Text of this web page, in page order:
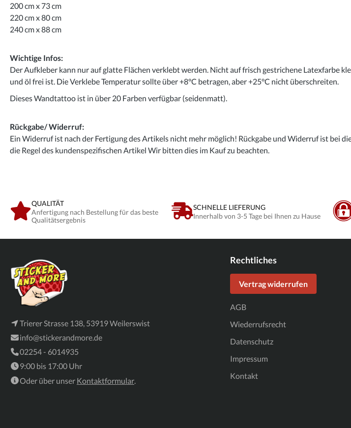
200 cm x 73 cm
220 cm x 80 cm
240 cm x 88 cm
Wichtige Infos:
Der Aufkleber kann nur auf glatte Flächen verklebt werden. Nicht auf frisch gestrichene Latexfarbe
und öl frei ist. Die Verklebe Temperatur sollte über +8°C betragen, aber +25°C nicht überschreiten.
Dieses Wandtattoo ist in über 20 Farben verfügbar (seidenmatt).
Rückgabe/ Widerruf:
Ein Widerruf ist nach der Fertigung des Artikels nicht mehr möglich! Rückgabe und Widerruf ist bei
die Regel des kundenspezifischen Artikel Wir bitten dies im Kauf zu beachten.
QUALITÄT
Anfertigung nach Bestellung für das beste
Qualitätsergebnis
SCHNELLE LIEFERUNG
Innerhalb von 3-5 Tage bei Ihnen zu Hause
Trierer Strasse 138, 53919 Weilerswist
info@stickerandmore.de
02254 - 6014935
9:00 bis 17:00 Uhr
Oder über unser Kontaktformular.
Rechtliches
Vertrag widerrufen
AGB
Wiederrufsrecht
Datenschutz
Impressum
Kontakt